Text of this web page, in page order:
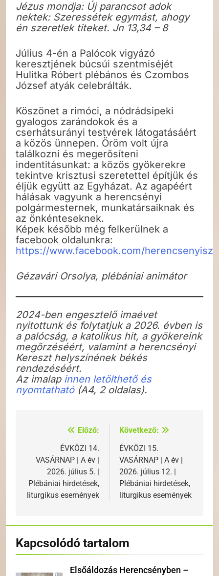
Jézus mondja: Új parancsot adok
nektek: Szeressétek egymást, ahogy
én szeretlek titeket. Jn 13,34 – 8
Július 4-én a Palócok vigyázó
keresztjének búcsúi szentmiséjét
Hulitka Róbert plébános és Czombos
József atyák celebrálták.
Köszönet a rimóci, a nódrádsipeki
gyalogos zarándokok és a
cserhátsurányi testvérek látogatásáért
a közös ünnepen. Öröm volt újra
találkozni és megerősíteni
indentitásunkat: a közös gyökerekre
tekintve krisztusi szeretettel építjük és
éljük együtt az Egyházat. Az agapéért
hálásak vagyunk a herencsényi
polgármesternek, munkatársaiknak és
az önkénteseknek.
Képek később még felkerülnek a
facebook oldalunkra:
https://www.facebook.com/
Gézavári Orsolya, plébániai animátor
2024-ben engesztelő imaévet
nyitottunk és folytatjuk a 2026. évben is
a palócság, a katolikus hit, a gyökereink
megőrzéséért, valamint a herencsényi
Kereszt helyszínének békés
rendezéséért.
Az imalap innen letölthető és
nyomtatható(A4, 2 oldalas).
Bejegyzés
navigáció
Előző:
ÉVKÖZI 14.
VASÁRNAP | A év |
2026. július 5. |
Plébániai hirdetések,
liturgikus események
Következő:
ÉVKÖZI 15.
VASÁRNAP | A év |
2026. július 12. |
Plébániai hirdetések,
liturgikus események
Kapcsolódó tartalom
Elsőáldozás Herencsényben –